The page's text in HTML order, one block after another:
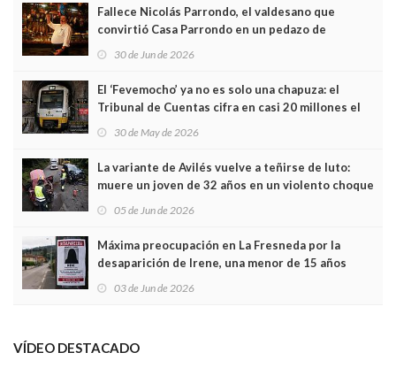
Fallece Nicolás Parrondo, el valdesano que
convirtió Casa Parrondo en un pedazo de
Asturias en Madrid
30 de Jun de 2026
El ‘Fevemocho’ ya no es solo una chapuza: el
Tribunal de Cuentas cifra en casi 20 millones el
sobrecoste de los trenes que no cabían por los
30 de May de 2026
La variante de Avilés vuelve a teñirse de luto:
muere un joven de 32 años en un violento choque
frontal
05 de Jun de 2026
Máxima preocupación en La Fresneda por la
desaparición de Irene, una menor de 15 años
03 de Jun de 2026
VÍDEO DESTACADO